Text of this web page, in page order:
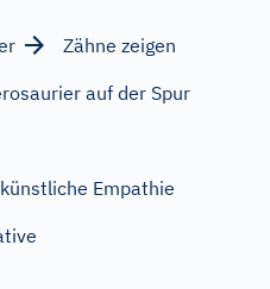
Zähne zeigen
auf der Spur
Empathie